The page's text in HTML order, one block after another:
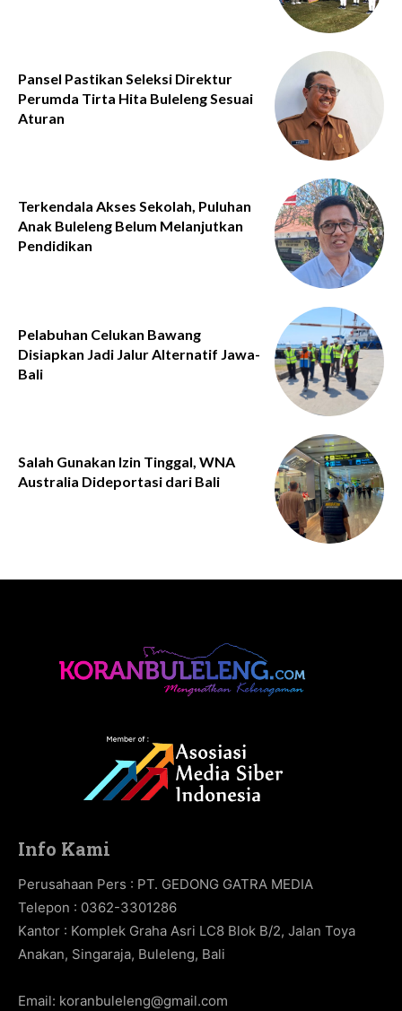
Pansel Pastikan Seleksi Direktur
Perumda Tirta Hita Buleleng Sesuai
Aturan
Terkendala Akses Sekolah, Puluhan
Anak Buleleng Belum Melanjutkan
Pendidikan
Pelabuhan Celukan Bawang
Disiapkan Jadi Jalur Alternatif Jawa-
Bali
Salah Gunakan Izin Tinggal, WNA
Australia Dideportasi dari Bali
Info Kami
Perusahaan Pers : PT. GEDONG GATRA MEDIA
Telepon : 0362-3301286
Kantor : Komplek Graha Asri LC8 Blok B/2, Jalan Toya
Anakan, Singaraja, Buleleng, Bali
Email: koranbuleleng@gmail.com